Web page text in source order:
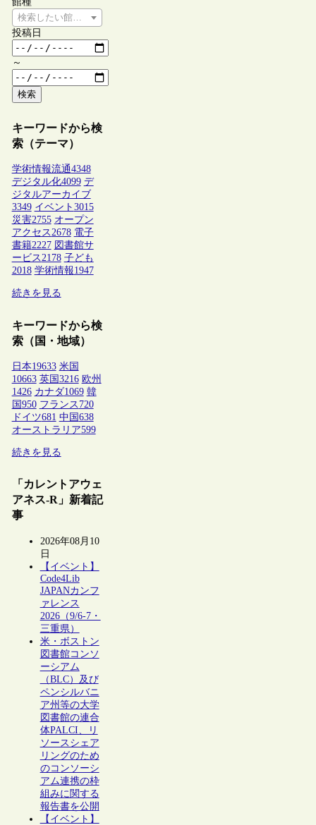
検索したい館種を選択してください
投稿日
～
検索
キーワードから検
索（テーマ）
学術情報流通4348
デジタル化4099 デ
ジタルアーカイブ
3349 イベント 3015
災害2755 オープン
アクセス2678 電子
書籍2227 図書館サ
ービス2178 子ども
2018 学術情報1947
続きを見る
キーワードから検
索（国・地域）
日本19633 米国
10663 英国 3216 欧州
1426 カナダ1069 韓
国 950 フランス 720
ドイツ681 中国 638
オーストラリア599
続きを見る
「カレントアウェ
アネス-R」新着記
事
2026年08月10
日
【イベント】
Code4Lib
JAPANカンフ
ァレンス
2026（9/6-7・
三重県）
米・ボストン
図書館コンソ
ーシアム
（BLC）及び
ペンシルバニ
ア州等の大学
図書館の連合
体PALCI、リ
ソースシェア
リングのため
のコンソーシ
アム連携の枠
組みに関する
報告書を公開
【イベント】